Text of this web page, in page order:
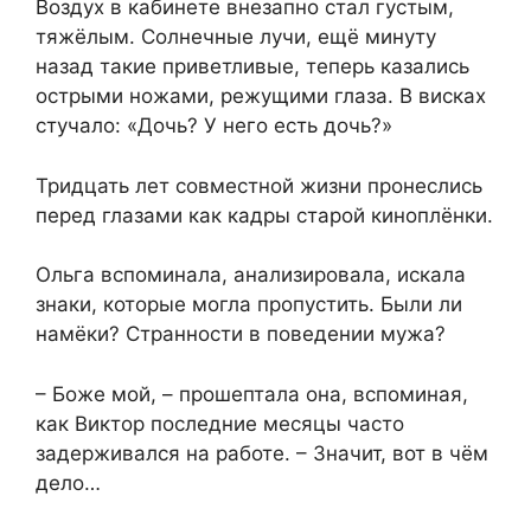
Воздух в кабинете внезапно стал густым,
тяжёлым. Солнечные лучи, ещё минуту
назад такие приветливые, теперь казались
острыми ножами, режущими глаза. В висках
стучало: «Дочь? У него есть дочь?»
Тридцать лет совместной жизни пронеслись
перед глазами как кадры старой киноплёнки.
Ольга вспоминала, анализировала, искала
знаки, которые могла пропустить. Были ли
намёки? Странности в поведении мужа?
– Боже мой, – прошептала она, вспоминая,
как Виктор последние месяцы часто
задерживался на работе. – Значит, вот в чём
дело…